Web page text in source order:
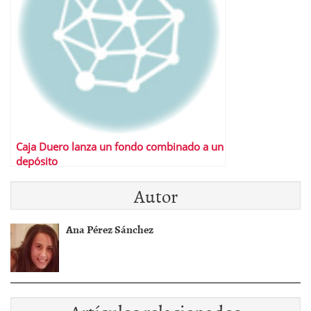
Caja Duero lanza un fondo combinado a un
depósito
Autor
Ana Pérez Sánchez